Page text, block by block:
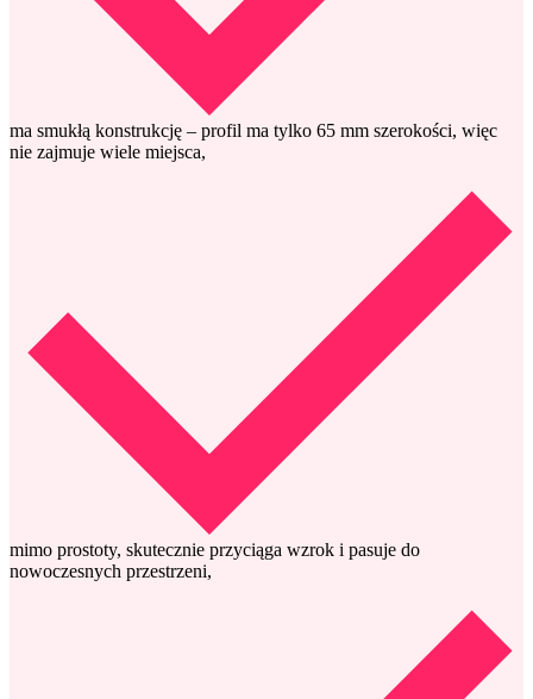
ma smukłą konstrukcję – profil ma tylko 65 mm szerokości, więc
nie zajmuje wiele miejsca,
mimo prostoty, skutecznie przyciąga wzrok i pasuje do
nowoczesnych przestrzeni,